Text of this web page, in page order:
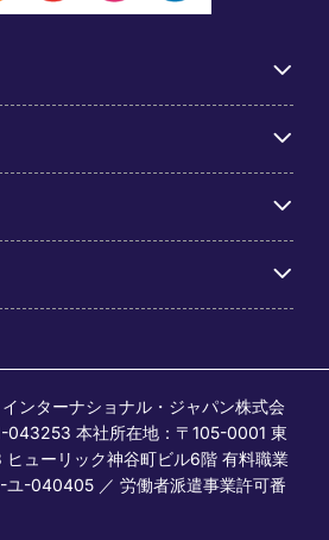
ンターナショナル・ジャパン株式会
043253 本社所在地：〒105-0001 東
ューリック神谷町ビル6階 有料職業
ユ-040405 ／ 労働者派遣事業許可番